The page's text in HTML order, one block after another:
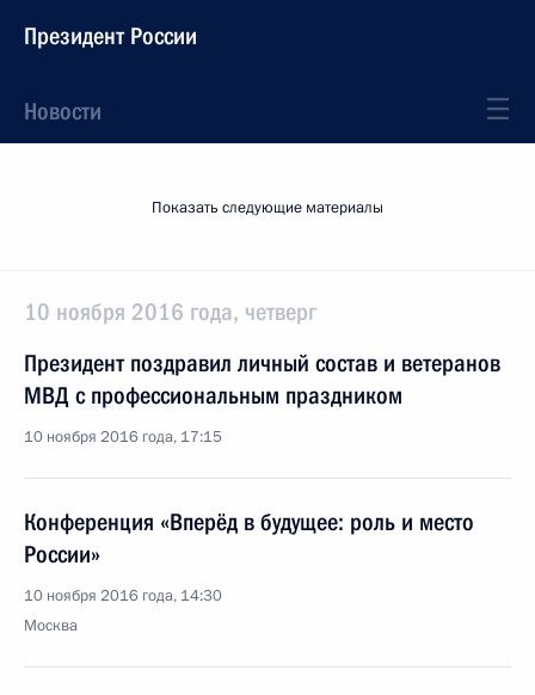
Президент России
Новости
Показать следующие материалы
10 ноября 2016 года, четверг
Президент поздравил личный состав и ветеранов
МВД с профессиональным праздником
10 ноября 2016 года, 17:15
Конференция «Вперёд в будущее: роль и место
России»
10 ноября 2016 года, 14:30
Москва